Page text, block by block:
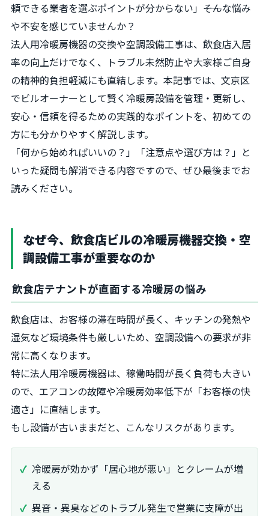
頼できる業者を選ぶポイントが分からない」――そんな悩み
や不安を感じていませんか？
法人用冷暖房機器の交換や空調設備工事は、飲食店入居
率の向上だけでなく、トラブル未然防止や大家様ご自身
の精神的負担軽減にも直結します。本記事では、文京区
でビルオーナーとして賢く冷暖房設備を管理・更新し、
安心・信頼を得るための実践的なポイントを、初めての
方にも分かりやすく解説します。
「何から始めればいいの？」「注意点や選び方は？」と
いった疑問も解消できる内容ですので、ぜひ最後までお
読みください。
なぜ今、飲食店ビルの冷暖房機器交換・空
調設備工事が重要なのか
飲食店テナントが直面する冷暖房の悩み
飲食店は、お客様の滞在時間が長く、キッチンの発熱や
湿気など環境条件も厳しいため、空調設備への要求が非
常に高くなります。
特に法人用冷暖房機器は、稼働時間が長く負荷も大きい
ので、エアコンの故障や冷暖房効率低下が「お客様の快
適さ」に直結します。
もし設備が古いままだと、こんなリスクがあります。
冷暖房が効かず「居心地が悪い」とクレームが増
える
異音・異臭などのトラブル発生で営業に支障が出